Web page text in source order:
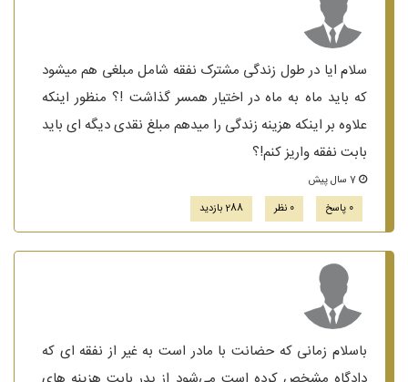
سلام ایا در طول زندگی مشترک نفقه شامل مبلغی هم میشود
که باید ماه به ماه در اختیار همسر گذاشت !؟ منظور اینکه
علاوه بر اینکه هزینه زندگی را میدهم مبلغ نقدی دیگه ای باید
بابت نفقه واریز کنم!؟
0 پاسخ
0 نظر 288 بازدید
باسلام زمانی که حضانت با مادر است به غیر از نفقه ای که